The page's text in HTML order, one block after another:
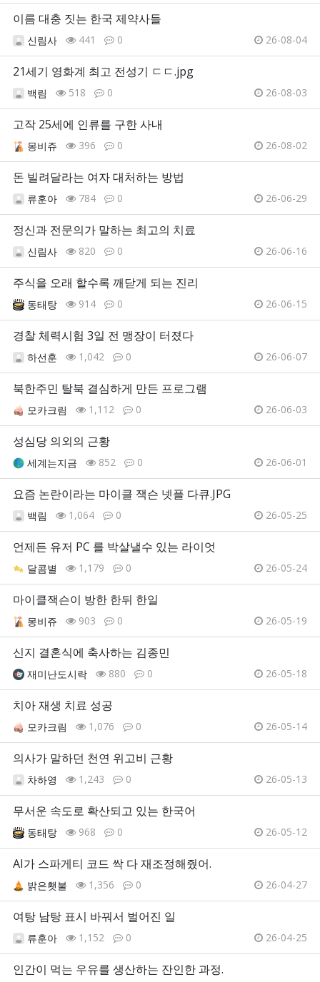
이름 대충 짓는 한국 제약사들
신림사 441 0 26-08-04
21세기 영화계 최고 전성기 ㄷㄷ.jpg
백림 518 0 26-08-03
고작 25세에 인류를 구한 사내
몽비쥬 396 0 26-08-02
돈 빌려달라는 여자 대처하는 방법
류훈아 784 0 26-06-29
정신과 전문의가 말하는 최고의 치료
신림사 820 0 26-06-16
주식을 오래 할수록 깨닫게 되는 진리
동태탕 914 0 26-06-15
경찰 체력시험 3일 전 맹장이 터졌다
하선훈 1,042 0 26-06-07
북한주민 탈북 결심하게 만든 프로그램
모카크림 1,112 0 26-06-03
성심당 의외의 근황
세계는지금 852 0 26-06-01
요즘 논란이라는 마이클 잭슨 넷플 다큐.JPG
백림 1,064 0 26-05-25
언제든 유저 PC 를 박살낼수 있는 라이엇
달콤별 1,179 0 26-05-24
마이클잭슨이 방한 한뒤 한일
몽비쥬 903 0 26-05-19
신지 결혼식에 축사하는 김종민
재미난도시락 880 0 26-05-18
치아 재생 치료 성공
모카크림 1,076 0 26-05-14
의사가 말하던 천연 위고비 근황
차하영 1,243 0 26-05-13
무서운 속도로 확산되고 있는 한국어
동태탕 968 0 26-05-12
AI가 스파게티 코드 싹 다 재조정해줬어.
밝은횃불 1,356 0 26-04-27
여탕 남탕 표시 바꿔서 벌어진 일
류훈아 1,152 0 26-04-25
인간이 먹는 우유를 생산하는 잔인한 과정.